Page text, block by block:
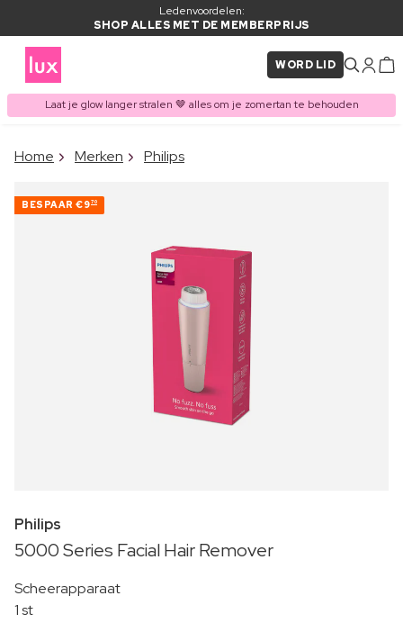
Ledenvoordelen:
SHOP ALLES MET DE MEMBERPRIJS
WORD LID
Laat je glow langer stralen 🤎 alles om je zomertan te behouden
ITEM TOEGEVOEGD AAN
Vaak samen gekocht met
Home Merken Philips
BESPAAR €970
Philips
5000 Series Facial Hair Remover
Scheerapparaat
1 st